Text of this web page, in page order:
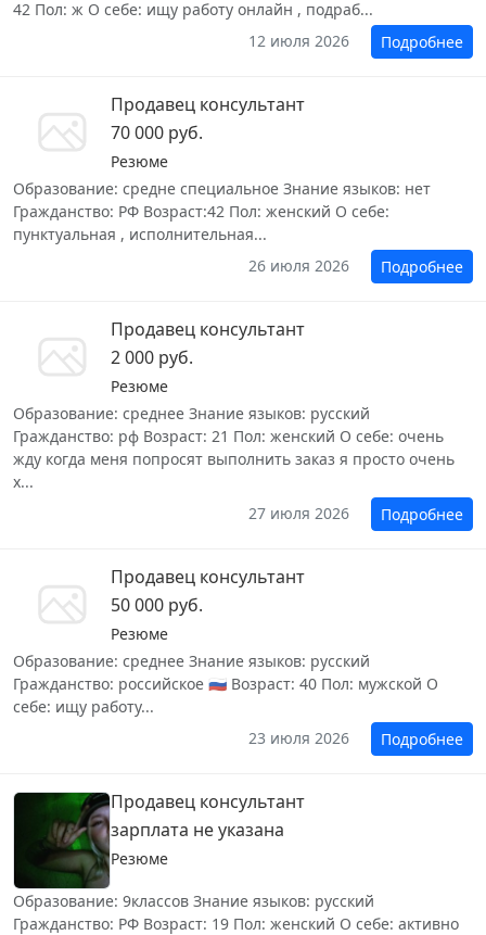
42 Пол: ж О себе: ищу работу онлайн , подраб...
12 июля 2026
Подробнее
Продавец консультант
70 000 руб.
Резюме
Образование: средне специальное Знание языков: нет
Гражданство: РФ Возраст:42 Пол: женский О себе:
пунктуальная , исполнительная...
26 июля 2026
Подробнее
Продавец консультант
2 000 руб.
Резюме
Образование: среднее Знание языков: русский
Гражданство: рф Возраст: 21 Пол: женский О себе: очень
жду когда меня попросят выполнить заказ я просто очень
х...
27 июля 2026
Подробнее
Продавец консультант
50 000 руб.
Резюме
Образование: среднее Знание языков: русский
Гражданство: российское 🇷🇺 Возраст: 40 Пол: мужской О
себе: ищу работу...
23 июля 2026
Подробнее
Продавец консультант
зарплата не указана
Резюме
Образование: 9классов Знание языков: русский
Гражданство: РФ Возраст: 19 Пол: женский О себе: активно